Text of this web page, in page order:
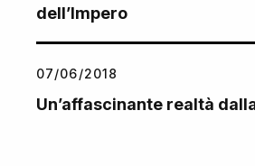
dell’Impero
07/06/2018
Un’affascinante realtà